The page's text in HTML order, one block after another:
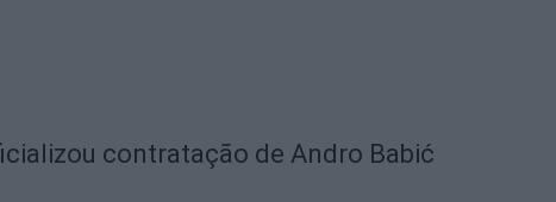
contratação de Andro Babić